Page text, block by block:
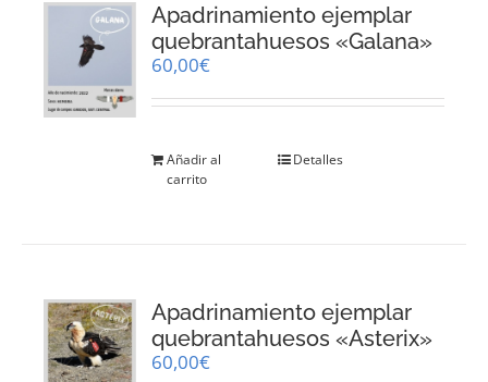
Apadrinamiento ejemplar
quebrantahuesos «Galana»
60,00€
Añadir al
carrito
Detalles
Apadrinamiento ejemplar
quebrantahuesos «Asterix»
60,00€